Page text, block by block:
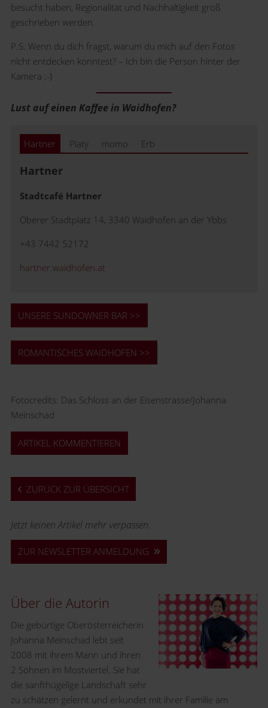
besucht haben, Regionalität und Nachhaltigkeit groß
geschrieben werden.
P.S. Wenn du dich fragst, warum du mich auf den Fotos
nicht entdecken konntest? – Ich bin die Person hinter der
Kamera ;-)
Lust auf einen Kaffee in Waidhofen?
Hartner Piaty momo Erb
Hartner
Stadtcafé Hartner
Oberer Stadtplatz 14, 3340 Waidhofen an der Ybbs
+43 7442 52172
hartner.waidhofen.at
UNSERE SUNDOWNER BAR >>
ROMANTISCHES WAIDHOFEN >>
Fotocredits: Das Schloss an der Eisenstrasse/Johanna
Meinschad
ARTIKEL KOMMENTIEREN
ZURÜCK ZUR ÜBERSICHT
Jetzt keinen Artikel mehr verpassen.
ZUR NEWSLETTER ANMELDUNG
Über die Autorin
Die gebürtige Oberösterreicherin
Johanna Meinschad lebt seit
2008 mit ihrem Mann und ihren
2 Söhnen im Mostviertel. Sie hat
die sanfthügelige Landschaft sehr
zu schätzen gelernt und erkundet mit ihrer Familie am